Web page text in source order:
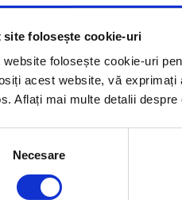
site folosește cookie-uri
website folosește cookie-uri
acest website, vă
Aflați mai multe detalii
Necesare